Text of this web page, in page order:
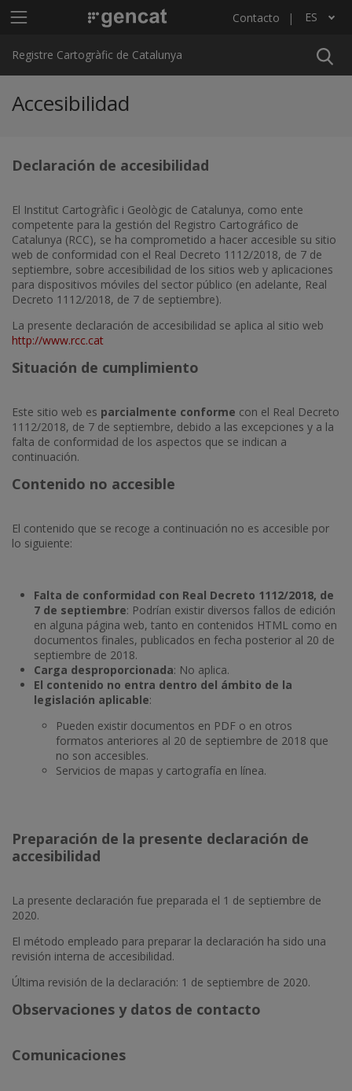
Menú principal RCC Contacto ES
Lista adicional de acciones
Registre Cartogràfic de Catalunya
Accesibilidad
Declaración de accesibilidad
El Institut Cartogràfic i Geològic de Catalunya, como ente
competente para la gestión del Registro Cartográfico de
Catalunya (RCC), se ha comprometido a hacer accesible su sitio
web de conformidad con el Real Decreto 1112/2018, de 7 de
septiembre, sobre accesibilidad de los sitios web y aplicaciones
para dispositivos móviles del sector público (en adelante, Real
Decreto 1112/2018, de 7 de septiembre).
La presente declaración de accesibilidad se aplica al sitio web
http://www.rcc.cat
Situación de cumplimiento
Este sitio web es parcialmente conforme con el Real Decreto
1112/2018, de 7 de septiembre, debido a las excepciones y a la
falta de conformidad de los aspectos que se indican a
continuación.
Contenido no accesible
El contenido que se recoge a continuación no es accesible por
lo siguiente:
Falta de conformidad con Real Decreto 1112/2018, de
7 de septiembre: Podrían existir diversos fallos de edición
en alguna página web, tanto en contenidos HTML como en
documentos finales, publicados en fecha posterior al 20 de
septiembre de 2018.
Carga desproporcionada: No aplica.
El contenido no entra dentro del ámbito de la
legislación aplicable:
Pueden existir documentos en PDF o en otros
formatos anteriores al 20 de septiembre de 2018 que
no son accesibles.
Servicios de mapas y cartografía en línea.
Preparación de la presente declaración de
accesibilidad
La presente declaración fue preparada el 1 de septiembre de
2020.
El método empleado para preparar la declaración ha sido una
revisión interna de accesibilidad.
Última revisión de la declaración: 1 de septiembre de 2020.
Observaciones y datos de contacto
Comunicaciones